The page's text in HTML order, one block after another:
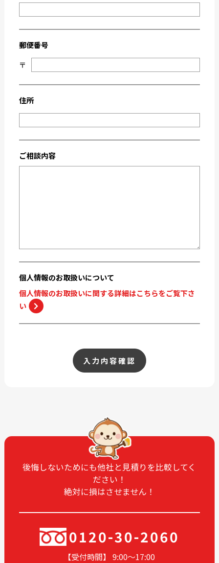
2022-05
2022-04
2022-03
2022-02
2021-08
2020-11
2020-10
2020-09
2020-07
2020-06
2020-03
2019-12
2019-02
郵便番号
〒
住所
ご相談内容
個人情報のお取扱いについて
個人情報のお取扱いに関する詳細はこちらをご覧下さ
い
入力内容確認
後悔しないためにも他社と見積りを比較してく
ださい！
絶対に損はさせません！
0120-30-2060
【受付時間】 9:00〜17:00